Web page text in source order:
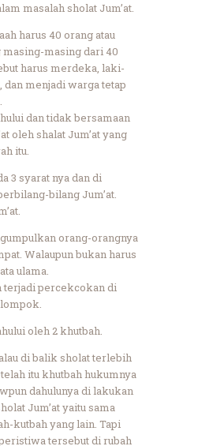
masalah sholat Jum’at.
harus 40 orang atau
masing-masing dari 40
harus merdeka, laki-
dan menjadi warga tetap
dan tidak bersamaan
oleh shalat Jum’at yang
itu.
3 syarat nya dan di
bilang Jum’at.
orang-orangnya
Walaupun bukan harus
ulama.
terjadi percekcokan di
oleh 2 khutbah.
di balik sholat terlebih
itu khutbah hukumnya
dahulunya di lakukan
Jum’at yaitu sama
kutbah yang lain. Tapi
tersebut di rubah